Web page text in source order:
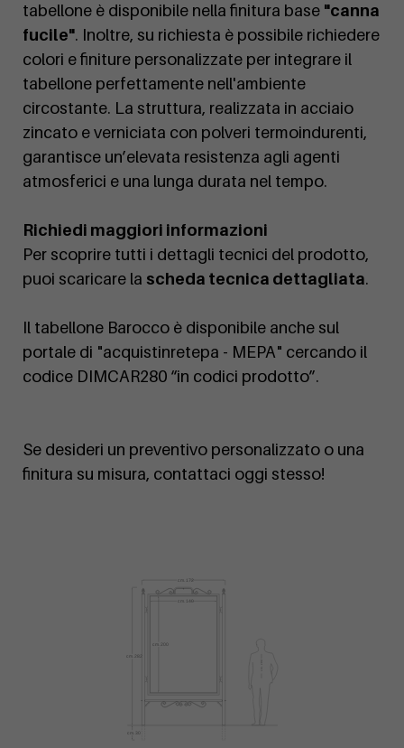
tabellone è disponibile nella finitura base "canna
fucile". Inoltre, su richiesta è possibile richiedere
colori e finiture personalizzate per integrare il
tabellone perfettamente nell'ambiente
circostante. La struttura, realizzata in acciaio
zincato e verniciata con polveri termoindurenti,
garantisce un’elevata resistenza agli agenti
atmosferici e una lunga durata nel tempo.
Richiedi maggiori informazioni
Per scoprire tutti i dettagli tecnici del prodotto,
puoi scaricare la scheda tecnica dettagliata.
Il tabellone Barocco è disponibile anche sul
portale di "acquistinretepa - MEPA" cercando il
codice DIMCAR280 “in codici prodotto”.
Se desideri un preventivo personalizzato o una
finitura su misura, contattaci oggi stesso!